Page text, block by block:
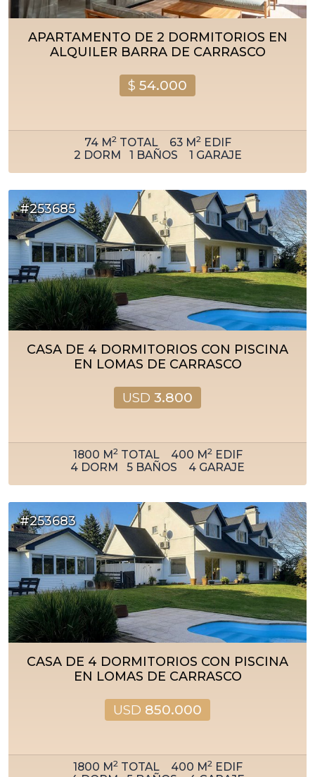
APARTAMENTO DE 2 DORMITORIOS EN
ALQUILER BARRA DE CARRASCO
$ 54.000
74M2TOTAL 63M2EDIF
2 DORM 1 BAÑOS 1 GARAJE
#253685
CASA DE 4 DORMITORIOS CON PISCINA
EN LOMAS DE CARRASCO
USD 3.800
1800 M2TOTAL 400 M2EDIF
4 DORM 5 BAÑOS 4 GARAJE
#253683
CASA DE 4 DORMITORIOS CON PISCINA
EN LOMAS DE CARRASCO
USD 850.000
1800 M2TOTAL 400 M2EDIF